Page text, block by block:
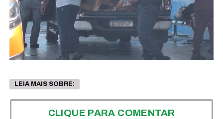
LEIA MAIS SOBRE:
CLIQUE PARA COMENTAR